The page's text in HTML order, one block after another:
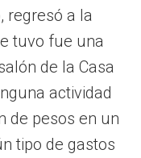
regresó a la
tuvo fue una
de la Casa
actividad
de pesos en un
tipo de gastos